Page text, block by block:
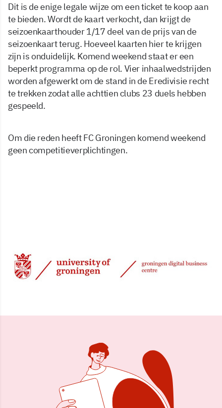
Dit is de enige legale wijze om een ticket te koop aan
te bieden. Wordt de kaart verkocht, dan krijgt de
seizoenkaarthouder 1/17 deel van de prijs van de
seizoenkaart terug. Hoeveel kaarten hier te krijgen
zijn is onduidelijk. Komend weekend staat er een
beperkt programma op de rol. Vier inhaalwedstrijden
worden afgewerkt om de stand in de Eredivisie recht
te trekken zodat alle achttien clubs 23 duels hebben
gespeeld.
Om die reden heeft FC Groningen komend weekend
geen competitieverplichtingen.
21 feb 2025, 08:21